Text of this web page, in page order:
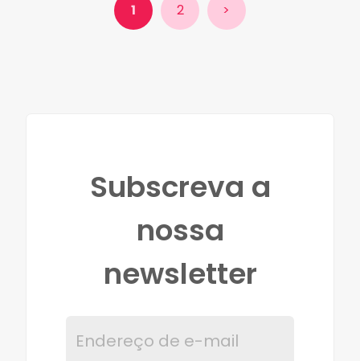
1 2 >
Subscreva a
nossa
newsletter